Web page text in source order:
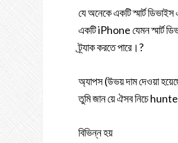
যে অনেকে একটি স্মার্ট
একটি iPhone যেমন স্মার্ট
ট্র্যাক করতে পারে।?
অ্যাপস (উভয় দাম দেওয়া
তুমি জান য়ে ঐসব নিচে
বিভিন্ন হয়